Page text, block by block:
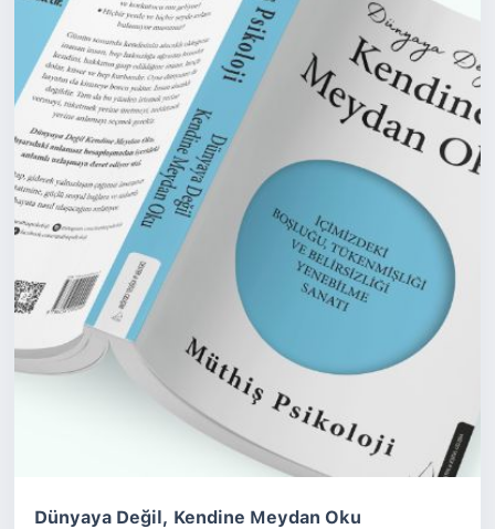
Dünyaya Değil, Kendine Meydan Oku